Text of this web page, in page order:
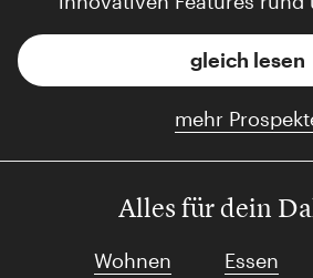
gleich lesen
mehr
Alles für dein
Wohnen Essen